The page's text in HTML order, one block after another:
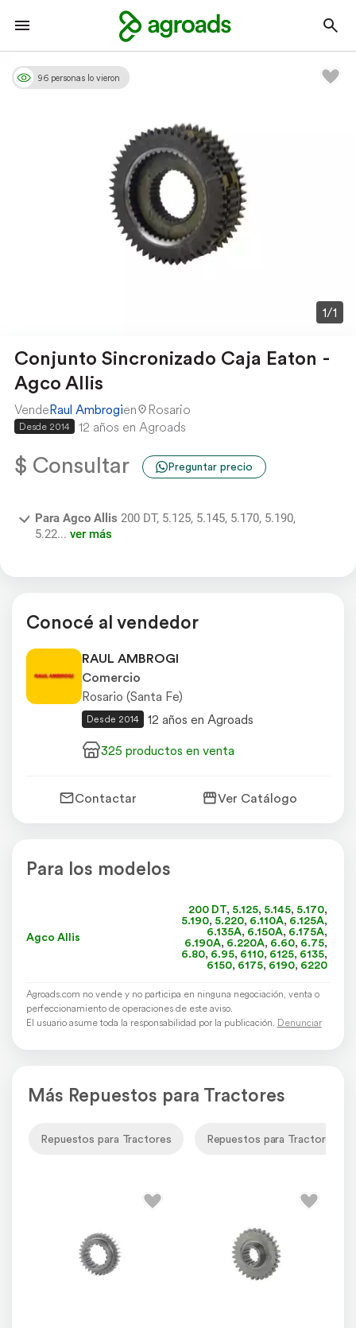
1/1
96 personas lo vieron
Conjunto Sincronizado Caja Eaton -
Agco Allis
VendeRaul Ambrogien Rosario
Desde 2014 12 años en Agroads
$ Consultar Preguntar precio
Para Agco Allis 200 DT, 5.125, 5.145, 5.170, 5.190,
5.22... ver más
Conocé al vendedor
RAUL AMBROGI
Comercio
Rosario (Santa Fe)
Desde 2014
12 años en Agroads
325 productos en venta
Contactar Ver Catálogo
Para los modelos
Agco Allis
200 DT, 5.125, 5.145, 5.170,
5.190, 5.220, 6.110A, 6.125A,
6.135A, 6.150A, 6.175A,
6.190A, 6.220A, 6.60, 6.75,
6.80, 6.95, 6110, 6125, 6135,
6150, 6175, 6190, 6220
Agroads.com no vende y no participa en ninguna negociación, venta o
perfeccionamiento de operaciones de este aviso.
El usuario asume toda la responsabilidad por la publicación. Denunciar
Más Repuestos para Tractores
Repuestos para Tractores Repuestos para Tractores